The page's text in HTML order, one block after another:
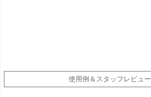
使用例＆スタッフレビュー